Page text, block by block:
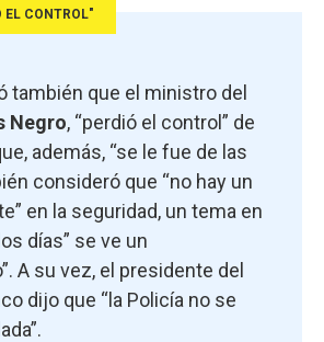
EL CONTROL"
también que el ministro del
Negro, “perdió el control” de
además, “se le fue de las
consideró que “no hay un
en la seguridad, un tema en
días” se ve un
A su vez, el presidente del
dijo que “la Policía no se